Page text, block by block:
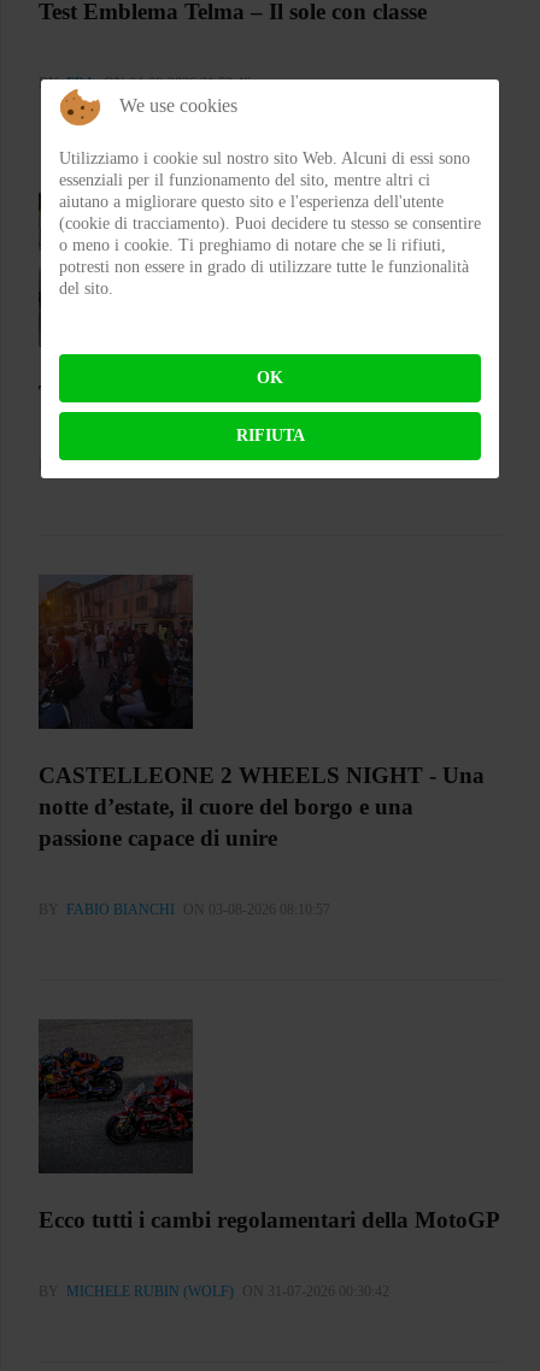
Test Emblema Telma – Il sole con classe
BY FRA ON 04-08-2026 21:53:46
Test Silence S02 – Stile silenzioso
CASTELLEONE 2 WHEELS NIGHT - Una
notte d’estate, il cuore del borgo e una
passione capace di unire
BY FABIO BIANCHI ON 03-08-2026 08:10:57
Ecco tutti i cambi regolamentari della MotoGP
BY MICHELE RUBIN (WOLF) ON 31-07-2026 00:30:42
We use cookies
Utilizziamo i cookie sul nostro sito Web. Alcuni di essi sono
essenziali per il funzionamento del sito, mentre altri ci
aiutano a migliorare questo sito e l'esperienza dell'utente
(cookie di tracciamento). Puoi decidere tu stesso se consentire
o meno i cookie. Ti preghiamo di notare che se li rifiuti,
potresti non essere in grado di utilizzare tutte le funzionalità
del sito.
OK
RIFIUTA